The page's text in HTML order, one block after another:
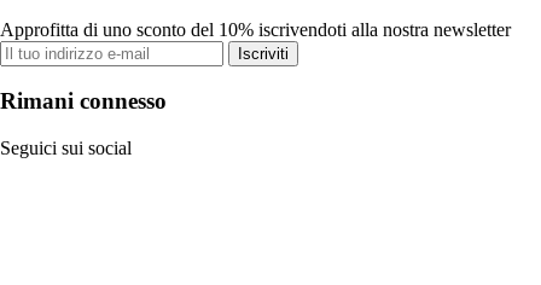
Approfitta di uno sconto del 10% iscrivendoti alla nostra newsletter
Iscriviti
Rimani connesso
Seguici sui social